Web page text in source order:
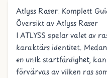
Atlyss Raser: Komplett
Översikt av Atlyss Raser
I ATLYSS spelar valet av
karaktärs identitet.
en unikstartfärdighet,
förvärvas av vilken ras